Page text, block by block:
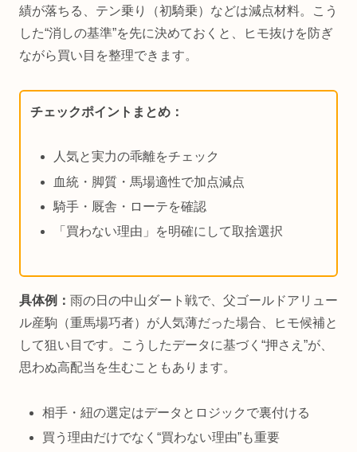
績が落ちる、テン乗り（初騎乗）などは減点材料。こう
した“消しの基準”を先に決めておくと、ヒモ抜けを防ぎ
ながら買い目を整理できます。
チェックポイントまとめ：
人気と実力の乖離をチェック
血統・脚質・馬場適性で加点減点
騎手・厩舎・ローテを確認
「買わない理由」を明確にして取捨選択
具体例： 雨の日の中山ダート戦で、父ゴールドアリュー
ル産駒（重馬場巧者）が人気薄だった場合、ヒモ候補と
して狙い目です。こうしたデータに基づく“押さえ”が、
思わぬ高配当を生むこともあります。
相手・紐の選定はデータとロジックで裏付ける
買う理由だけでなく“買わない理由”も重要